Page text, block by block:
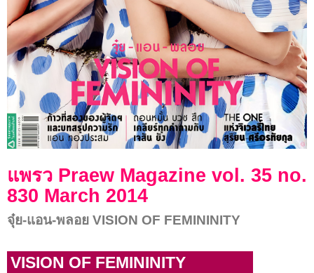
แพรว Praew Magazine vol. 35 no.
830 March 2014
จุ๋ย-แอน-พลอย VISION OF FEMININITY
VISION OF FEMININITY